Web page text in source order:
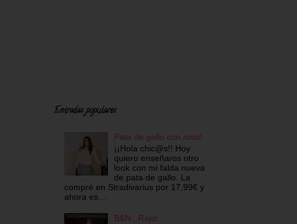
Entradas populares
Pata de gallo con rosa!
¡¡Hola chic@s!! Hoy
quiero enseñaros otro
look con mi falda nueva
de pata de gallo. La
compré en Stradivarius por 17,99€ y
ahora es...
B&N...Rojo!